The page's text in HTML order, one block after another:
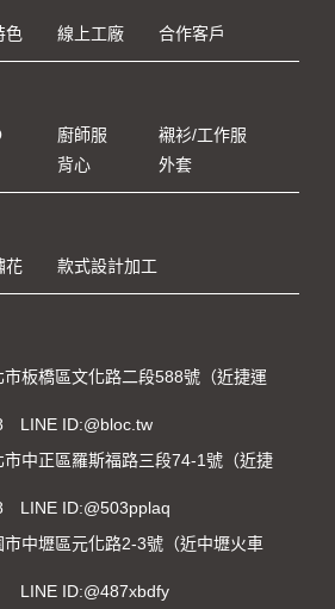
色 線上工廠 合作客戶
廚師服
襯衫/工作服
背心 外套
花 款式設計加工
板橋區文化路二段588號（近捷運
LINE ID:@bloc.tw
中正區羅斯福路三段74-1號（近捷
LINE ID:@503pplaq
中壢區元化路2-3號（近中壢火車
LINE ID:@487xbdfy